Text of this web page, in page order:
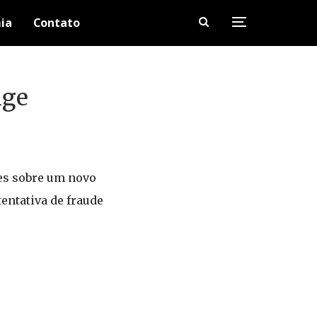
Contato
sobre um novo
de fraude